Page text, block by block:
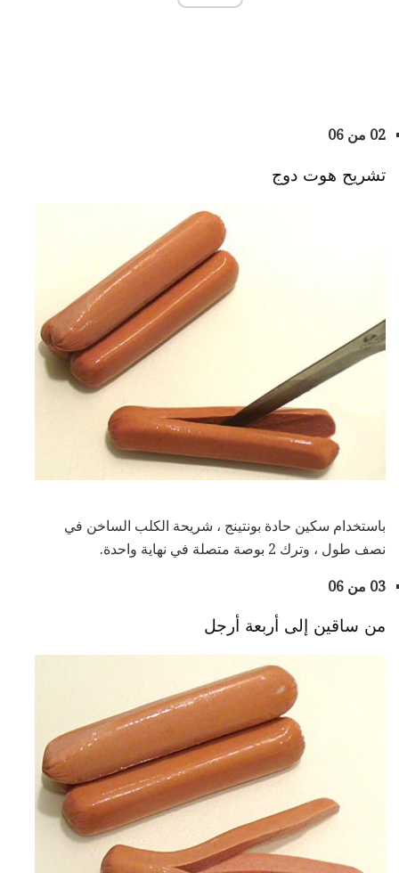
02 من 06
تشريح هوت دوج
باستخدام سكين حادة بونتينج ، شريحة الكلب الساخن في
نصف طول ، وترك 2 بوصة متصلة في نهاية واحدة.
03 من 06
من ساقين إلى أربعة أرجل